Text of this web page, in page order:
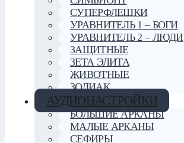
СУПЕРФЛЕШКИ
УРАВНИТЕЛЬ 1 – БОГИ
УРАВНИТЕЛЬ 2 – ЛЮДИ
ЗАЩИТНЫЕ
ЗЕТА ЭЛИТА
ЖИВОТНЫЕ
ЗОДИАК
АУДИОНАСТРОЙКИ
БОЛЬШИЕ АРКАНЫ
МАЛЫЕ АРКАНЫ
СЕФИРЫ